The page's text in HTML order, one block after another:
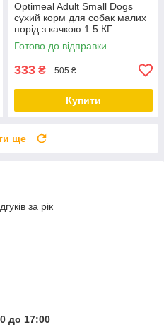
Optimeal Adult Small Dogs
сухий корм для собак малих
порід з качкою 1.5 КГ
Готово до відправки
333 ₴ 505 ₴
Купити
ще
за рік
до 17:00